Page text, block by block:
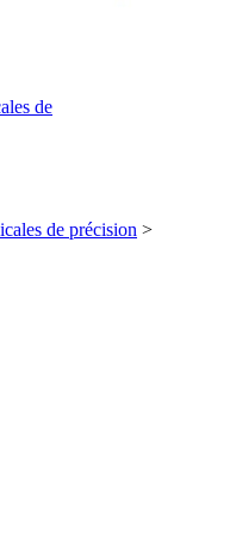
de
de précision >